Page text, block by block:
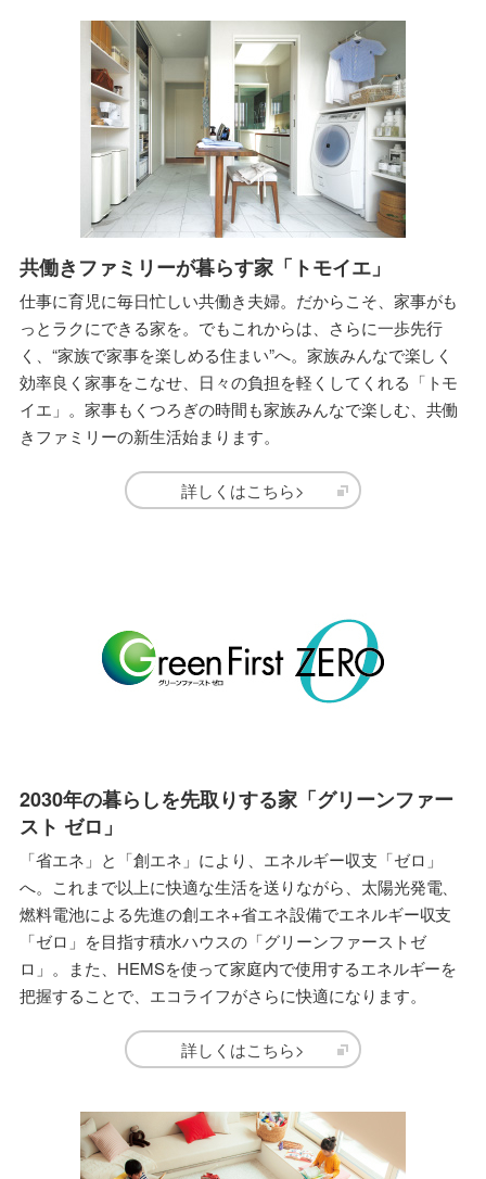
共働きファミリーが暮らす家「トモイエ」
仕事に育児に毎日忙しい共働き夫婦。だからこそ、家事がも
っとラクにできる家を。でもこれからは、さらに一歩先行
く、“家族で家事を楽しめる住まい”へ。家族みんなで楽しく
効率良く家事をこなせ、日々の負担を軽くしてくれる「トモ
イエ」。家事もくつろぎの時間も家族みんなで楽しむ、共働
きファミリーの新生活始まります。
詳しくはこちら>
2030年の暮らしを先取りする家「グリーンファー
スト ゼロ」
「省エネ」と「創エネ」により、エネルギー収支「ゼロ」
へ。これまで以上に快適な生活を送りながら、太陽光発電、
燃料電池による先進の創エネ+省エネ設備でエネルギー収支
「ゼロ」を目指す積水ハウスの「グリーンファーストゼ
ロ」。また、HEMSを使って家庭内で使用するエネルギーを
把握することで、エコライフがさらに快適になります。
詳しくはこちら>